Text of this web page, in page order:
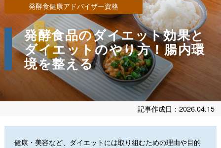
発酵食健康アドバイザー資格
発酵食品のダイエット効果と
ダイエットのやり方！腸内環
境を整える
記事作成日：2026.04.15
健康・美容など、ダイエットには取り組むための理由や目的